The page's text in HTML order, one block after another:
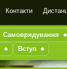
Контакти
Самоврядування
Вступ